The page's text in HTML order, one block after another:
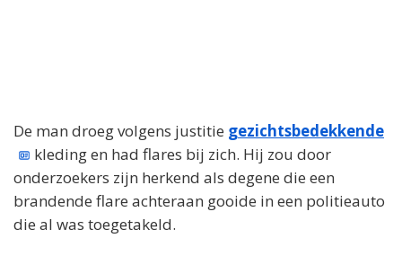
De man droeg volgens justitie gezichtsbedekkende
kleding en had flares bij zich. Hij zou door
onderzoekers zijn herkend als degene die een
brandende flare achteraan gooide in een politieauto
die al was toegetakeld.